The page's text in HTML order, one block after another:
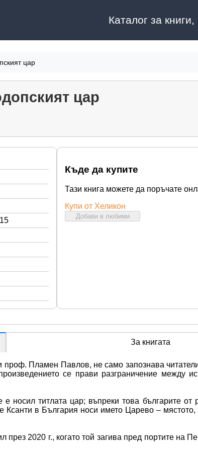
Каталог за
цар
цар
Къде да купите
Тази книга можете да поръчате
Купи от Хеликон
Добави в любими
За книгата
Пламен Павлов, не само запознава
се прави разграничение между
носил титлата цар; въпреки това българите
в България носи името Царево –
2020 г., когато той загива пред портите на